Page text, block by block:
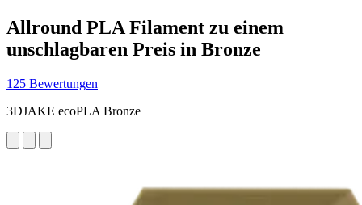
Allround PLA Filament zu einem
unschlagbaren Preis in Bronze
125 Bewertungen
3DJAKE ecoPLA Bronze